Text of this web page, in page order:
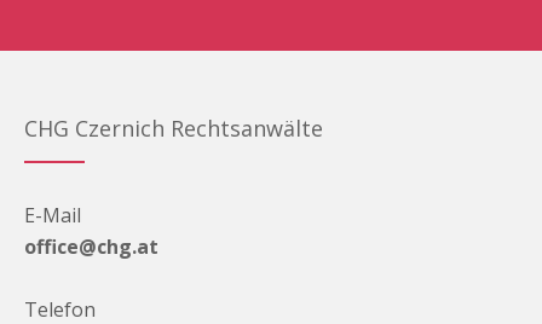
CHG Czernich Rechtsanwälte
E-Mail
office@chg.at
Telefon